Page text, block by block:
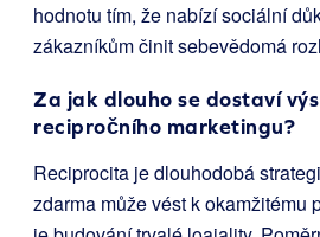
hodnotu tím, že nabízí sociální
zákazníkům činit sebevědomá
Za jak dlouho se dostaví
recipročního marketingu?
Reciprocita je dlouhodobá
zdarma může vést k okamžitému